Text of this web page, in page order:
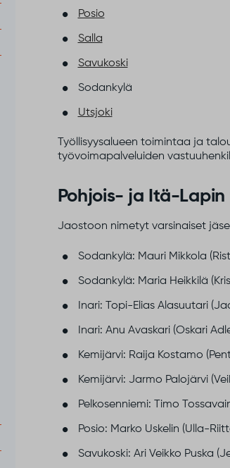
Posio
Salla
Savukoski
Sodankylä
Utsjoki
Työllisyysalueen toimintaa ja
työvoimapalveluiden
Pohjois- ja Itä-
Jaostoon nimetyt varsinaiset
Sodankylä: Mauri Mikkola
Sodankylä: Maria Heikkilä
Inari: Topi-Elias Alasuutari
Inari: Anu Avaskari (Oskari
Kemijärvi: Raija Kostamo
Kemijärvi: Jarmo Palojärvi
Pelkosenniemi: Timo
Posio: Marko Uskelin (Ulla-
Savukoski: Ari Veikko Puska